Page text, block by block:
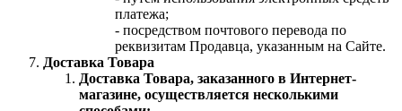
платежа;
- посредством почтового перевода по
реквизитам Продавца, указанным на Сайте.
Доставка Товара
Доставка Товара, заказанного в Интернет-
магазине, осуществляется несколькими